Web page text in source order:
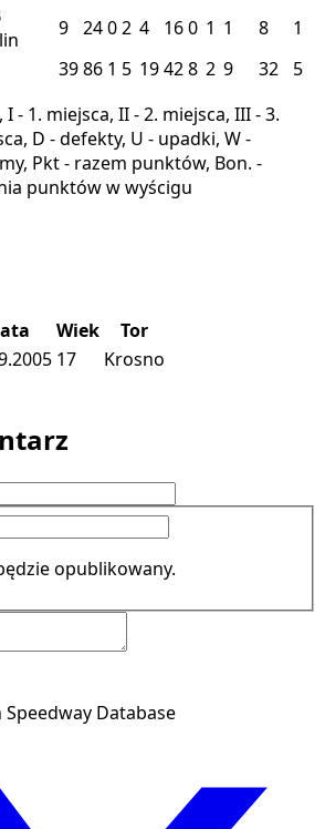
9 2402 4 160 1 1 8
1
3986 1 5 19428 2 9 32
5
- 1. miejsca, II - 2. miejsca, III - 3.
D - defekty, U - upadki, W -
Pkt - razem punktów, Bon. -
punktów w wyścigu
Wiek
Tor
17
Krosno
opublikowany.
Database